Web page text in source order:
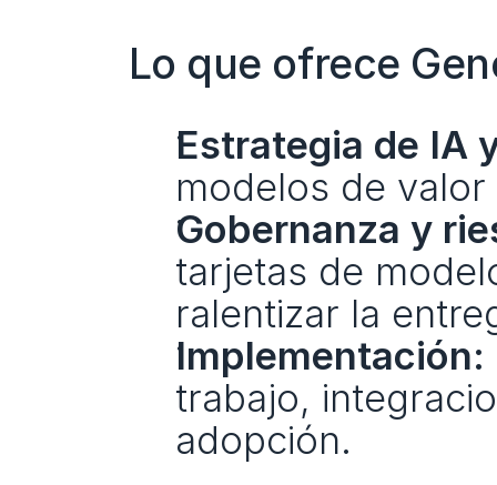
Lo que ofrece
Estrategia de IA
modelos de
Gobernanza y
tarjetas de
ralentizar la
Implementación:
trabajo,
adopción.